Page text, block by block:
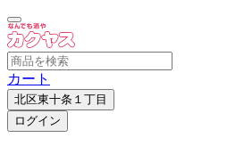
カート
北区東十条１丁目
ログイン